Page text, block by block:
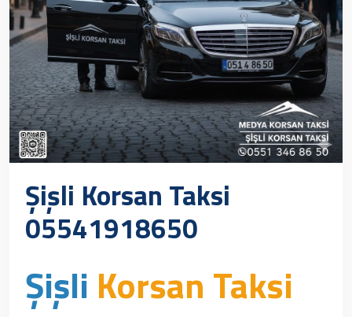
Şişli Korsan Taksi
05541918650
Şişli Korsan Taksi